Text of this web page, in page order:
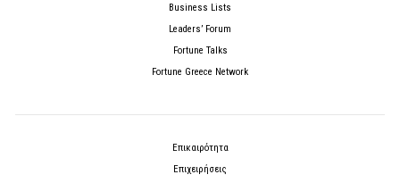
Business Lists
Leaders’ Forum
Fortune Talks
Fortune Greece Network
Επικαιρότητα
Επιχειρήσεις